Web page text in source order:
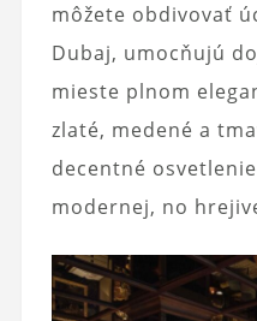
môžete obdivovať
Dubaj, umocňujú
mieste plnom
zlaté, medené a
decentné
modernej, no